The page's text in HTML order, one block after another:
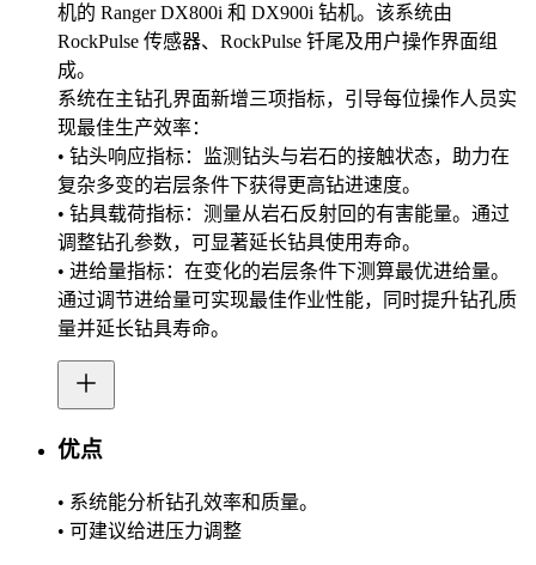
机的 Ranger DX800i 和 DX900i 钻机。该系统由
RockPulse 传感器、RockPulse 钎尾及用户操作界面组
成。
系统在主钻孔界面新增三项指标，引导每位操作人员实
现最佳生产效率：
• 钻头响应指标：监测钻头与岩石的接触状态，助力在
复杂多变的岩层条件下获得更高钻进速度。
• 钻具载荷指标：测量从岩石反射回的有害能量。通过
调整钻孔参数，可显著延长钻具使用寿命。
• 进给量指标：在变化的岩层条件下测算最优进给量。
通过调节进给量可实现最佳作业性能，同时提升钻孔质
量并延长钻具寿命。
优点
• 系统能分析钻孔效率和质量。
• 可建议给进压力调整